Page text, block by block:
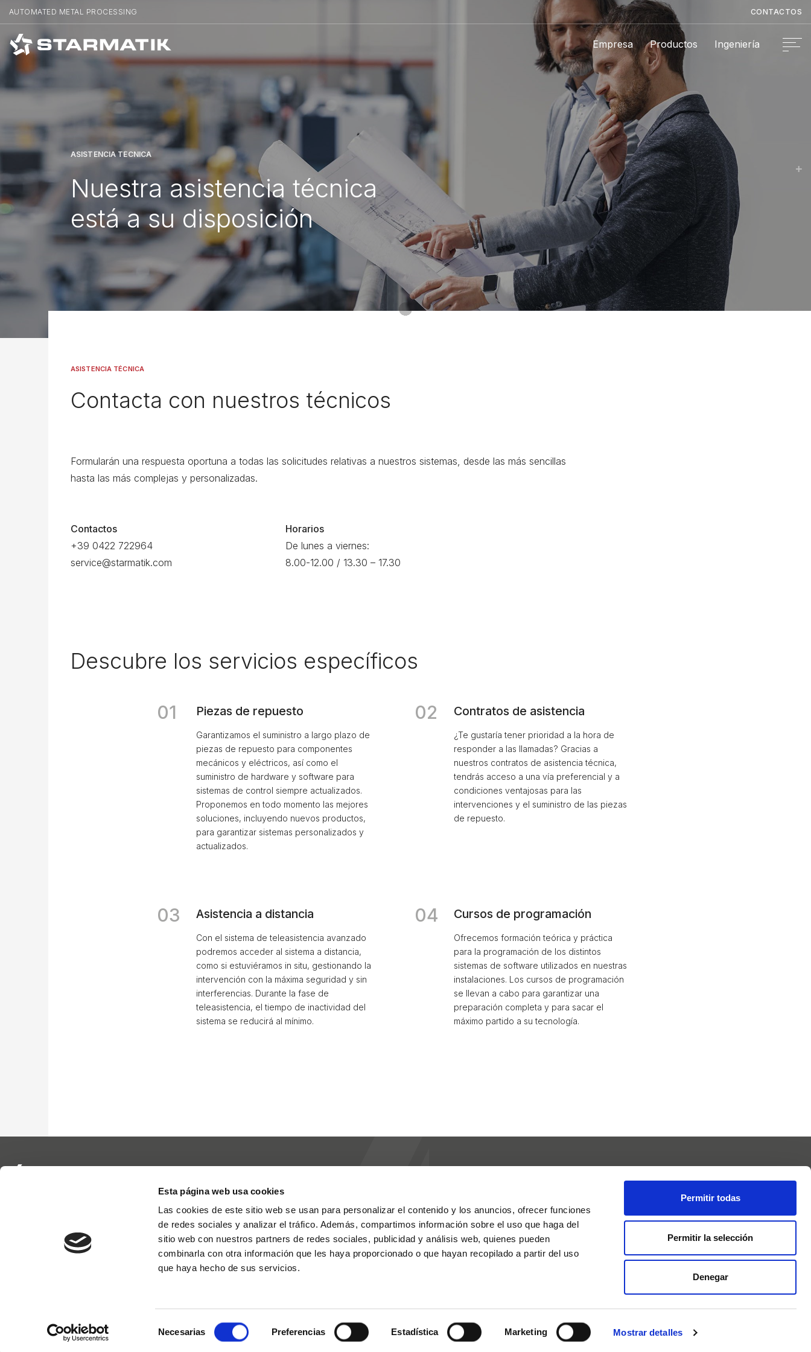
Esta página web usa cookies
Las cookies de este sitio web se usan para personalizar el contenido y los anuncios, ofrecer funciones
de redes sociales y analizar el tráfico. Además, compartimos información sobre el uso que haga del
sitio web con nuestros partners de redes sociales, publicidad y análisis web, quienes pueden
combinarla con otra información que les haya proporcionado o que hayan recopilado a partir del uso
que haya hecho de sus servicios.
Necesarias Preferencias Estadística Marketing Mostrar detalles
Permitir todas
Permitir la selección
Denegar
AUTOMATED METAL PROCESSING CONTACTOS
Empresa Productos Ingeniería
ASISTENCIA TÉCNICA
Nuestra asistencia técnica
está a su disposición
ASISTENCIA TÉCNICA
Contacta con nuestros técnicos
Formularán una respuesta oportuna a todas las solicitudes relativas a nuestros sistemas, desde las más sencillas
hasta las más complejas y personalizadas.
Contactos
+39 0422 722964
service@starmatik.com
Horarios
De lunes a viernes:
8.00-12.00 / 13.30 – 17.30
Descubre los servicios específicos
01 Piezas de repuesto
Garantizamos el suministro a largo plazo de
piezas de repuesto para componentes
mecánicos y eléctricos, así como el
suministro de hardware y software para
sistemas de control siempre actualizados.
Proponemos en todo momento las mejores
soluciones, incluyendo nuevos productos,
para garantizar sistemas personalizados y
actualizados.
02 Contratos de asistencia
¿Te gustaría tener prioridad a la hora de
responder a las llamadas? Gracias a
nuestros contratos de asistencia técnica,
tendrás acceso a una vía preferencial y a
condiciones ventajosas para las
intervenciones y el suministro de las piezas
de repuesto.
03 Asistencia a distancia
Con el sistema de teleasistencia avanzado
podremos acceder al sistema a distancia,
como si estuviéramos in situ, gestionando la
intervención con la máxima seguridad y sin
interferencias. Durante la fase de
teleasistencia, el tiempo de inactividad del
sistema se reducirá al mínimo.
04 Cursos de programación
Ofrecemos formación teórica y práctica
para la programación de los distintos
sistemas de software utilizados en nuestras
instalaciones. Los cursos de programación
se llevan a cabo para garantizar una
preparación completa y para sacar el
máximo partido a su tecnología.
Productos Ingeniería Contactos
Calidad y seguridad Sala de prensa
© 2022 STARMATIK S.r.l. - P. IVA IT05142300267. All rights reserved. Privacy Policy Codigo Etico Whistleblowing policy Credits